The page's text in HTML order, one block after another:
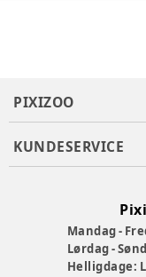
Tøj størrelse
PIXIZOO
KUNDESERVICE
Mandag -
Lørdag -
Helligdage: